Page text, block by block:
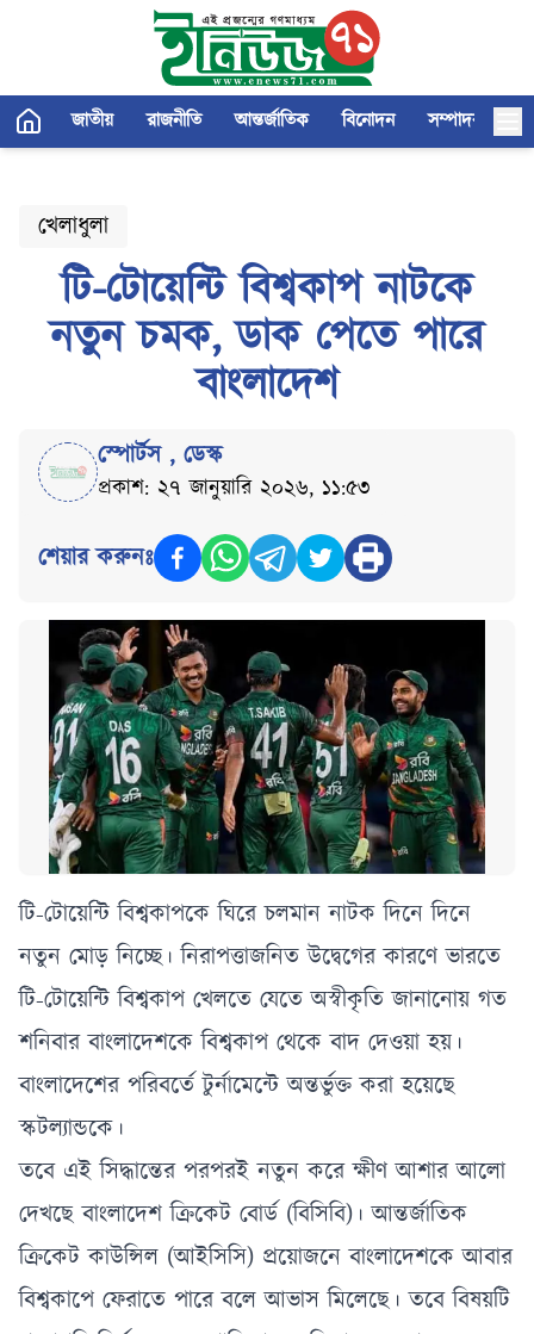
জাতীয় রাজনীতি আন্তর্জাতিক বিনোদন সম্পাদকীয়
খেলাধুলা
টি-টোয়েন্টি বিশ্বকাপ নাটকে
নতুন চমক, ডাক পেতে পারে
বাংলাদেশ
স্পোর্টস , ডেস্ক
প্রকাশ: ২৭ জানুয়ারি ২০২৬, ১১:৫৩
শেয়ার করুনঃ
টি-টোয়েন্টি বিশ্বকাপকে ঘিরে চলমান নাটক দিনে দিনে
নতুন মোড় নিচ্ছে। নিরাপত্তাজনিত উদ্বেগের কারণে ভারতে
টি-টোয়েন্টি বিশ্বকাপ খেলতে যেতে অস্বীকৃতি জানানোয় গত
শনিবার বাংলাদেশকে বিশ্বকাপ থেকে বাদ দেওয়া হয়।
বাংলাদেশের পরিবর্তে টুর্নামেন্টে অন্তর্ভুক্ত করা হয়েছে
স্কটল্যান্ডকে।
তবে এই সিদ্ধান্তের পরপরই নতুন করে ক্ষীণ আশার আলো
দেখছে বাংলাদেশ ক্রিকেট বোর্ড (বিসিবি)। আন্তর্জাতিক
ক্রিকেট কাউন্সিল (আইসিসি) প্রয়োজনে বাংলাদেশকে আবার
বিশ্বকাপে ফেরাতে পারে বলে আভাস মিলেছে। তবে বিষয়টি